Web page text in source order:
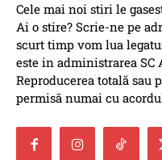
Cele mai noi stiri le
Ai o stire? Scrie-ne pe
scurt timp vom lua
este in administrarea SC
Reproducerea totală sau
permisă numai cu